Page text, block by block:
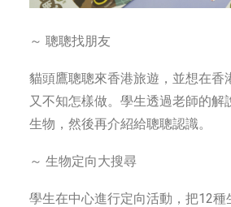
～ 聰聰找朋友
貓頭鷹聰聰來香港旅遊，並想在香
又不知怎樣做。學生透過老師的解
生物，然後再介紹給聰聰認識。
～ 生物定向大搜尋
學生在中心進行定向活動，把12種